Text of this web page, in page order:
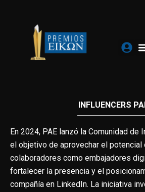
contenido
INFLUENCERS
En 2024, PAE lanzó la Comunidad de
el objetivo de aprovechar el potencial
colaboradores como embajadores
fortalecer la presencia y el
compañía en LinkedIn. La iniciativa